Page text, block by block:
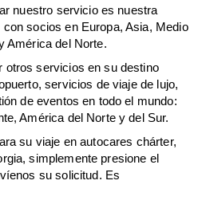
nuestro servicio es nuestra
socios en Europa, Asia, Medio
América del Norte.
otros servicios en su destino
servicios de viaje de lujo,
de eventos en todo el mundo:
América del Norte y del Sur.
su viaje en autocares chárter,
simplemente presione el
su solicitud. Es